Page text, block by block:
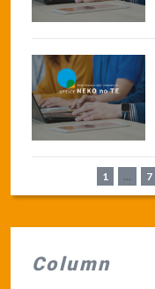
1 ... 7
Column